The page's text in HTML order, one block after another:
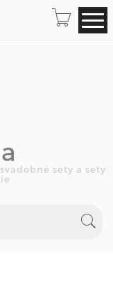
sety a sety